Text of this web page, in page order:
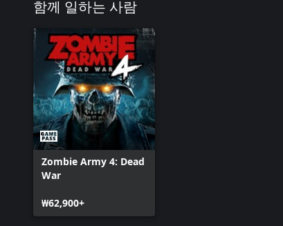
함께 일하는 사람
Zombie Army 4: Dead
War
₩62,900+